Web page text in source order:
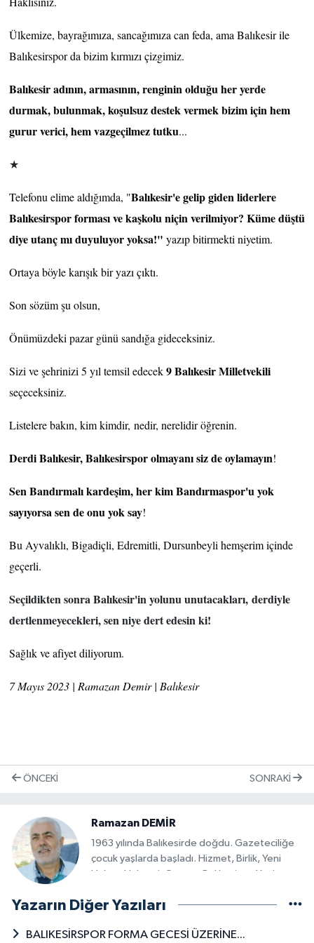
Ülkemize, bayrağımıza, sancağımıza can feda, ama Balıkesir ile
Balıkesirspor da bizim kırmızı çizgimiz.
Balıkesir adının, armasının, renginin olduğu her yerde
durmak, bulunmak, koşulsuz destek vermek bizim için hem
gurur verici, hem vazgeçilmez tutku...
★
Telefonu elime aldığımda, "Balıkesir'e gelip giden liderlere
Balıkesirspor forması ve kaşkolu niçin verilmiyor? Küme düştü
diye utanç mı duyuluyor yoksa!" yazıp bitirmekti niyetim.
Ortaya böyle karışık bir yazı çıktı.
Son sözüm şu olsun,
Önümüzdeki pazar günü sandığa gideceksiniz.
Sizi ve şehrinizi 5 yıl temsil edecek9 Balıkesir Milletvekili
seçeceksiniz.
Listelere bakın, kim kimdir, nedir, nerelidir öğrenin.
Derdi Balıkesir, Balıkesirspor olmayanı siz de oylamayın!
Sen Bandırmalı kardeşim, her kim Bandırmaspor'u yok
sayıyorsa sen de onu yok say!
Bu Ayvalıklı, Bigadiçli, Edremitli, Dursunbeyli hemşerim içinde
geçerli.
Seçildikten sonra Balıkesir'in yolunu unutacakları, derdiyle
dertlenmeyecekleri, sen niye dert edesin ki!
Sağlık ve afiyet diliyorum.
7 Mayıs 2023 | Ramazan Demir | Balıkesir
ÖNCEKI SONRAKI
Ramazan DEMİR
1963 yılında Balıkesirde doğdu. Gazeteciliğe
çocuk yaşlarda başladı. Hizmet, Birlik, Yeni
Haber, Haberci, Gazete Balıkesir ve Yeni
koordinatörlüğü, genel yayın yönetmenliği
Temsilciliği görevini üstlendi. Bu görevi
Yazarın Diğer Yazıları
BALIKESİRSPOR FORMA GECESİ ÜZERİNE...